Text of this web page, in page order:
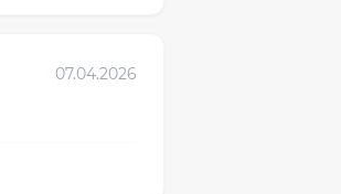
07.04.2026